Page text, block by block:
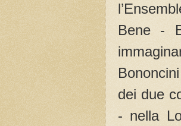
Bene -
dei due
- nella